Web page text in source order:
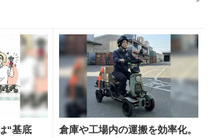
“基底
倉庫や工場内の運搬を効率化。